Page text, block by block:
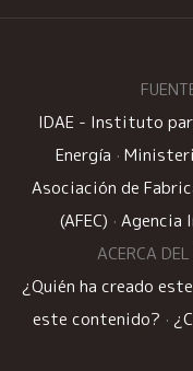
IDAE - Instituto
Energía ·
Asociación de
(AFEC) · Agencia
ACERCA
¿Quién ha creado
este contenido? ·